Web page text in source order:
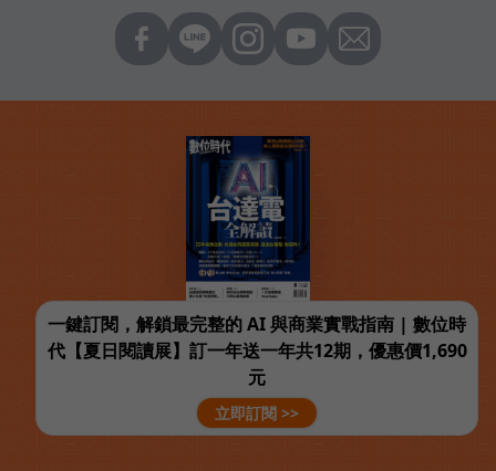
一鍵訂閱，解鎖最完整的 AI 與商業實戰指南 | 數位時
代【夏日閱讀展】訂一年送一年共12期，優惠價1,690
元
立即訂閱 >>